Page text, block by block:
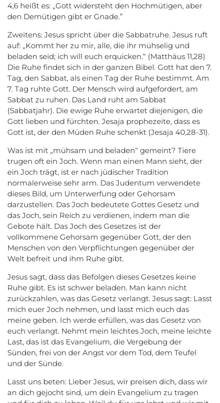
4,6 heißt es: „Gott widersteht den Hochmütigen, aber
den Demütigen gibt er Gnade.”
Zweitens: Jesus spricht über die Sabbatruhe. Jesus ruft
auf: „Kommt her zu mir, alle, die ihr mühselig und
beladen seid; ich will euch erquicken.“ (Matthäus 11,28)
Die Ruhe findet sich in der ganzen Bibel. Gott hat den 7.
Tag, den Sabbat, als einen Tag der Ruhe bestimmt. Am
7. Tag ruhte Gott. Der Mensch wird aufgefordert, am
Sabbat zu ruhen. Das Land ruht am Sabbat
(Sabbatjahr). Die ewige Ruhe erwartet diejenigen, die
Gott lieben und fürchten. Jesaja prophezeite, dass es
Gott ist, der den Müden Ruhe schenkt (Jesaja 40,28-31).
Was ist mit „mühsam und beladen“ gemeint? Tiere
trugen oft ein Joch. Wenn man einen Mann sieht, der
ein Joch trägt, ist er nach jüdischer Tradition
normalerweise sehr arm. Das Judentum verwendete
dieses Bild, um Unterwerfung oder Gehorsam
darzustellen. Das Joch bedeutete Gottes Gesetz und
das Joch, sein Reich zu verdienen, indem man die
Gebote hält. Das Joch des Gesetzes ist der
vollkommene Gehorsam gegenüber Gott, der den
Menschen von den Verpflichtungen gegenüber der
Welt befreit und ihm Ruhe gibt.
Jesus sagt, dass das Befolgen dieses Gesetzes keine
Ruhe gibt. Es ist schwer beladen. Man kann nicht
zurückzahlen, was das Gesetz verlangt. Jesus sagt: Lasst
mich euer Joch nehmen, und lasst mich euch das
meine geben. Ich werde erfüllen, was das Gesetz von
euch verlangt. Nehmt mein leichtes Joch, meine leichte
Last, das ist das Evangelium, die Vergebung der
Sünden, frei von der Angst vor dem Tod, dem Teufel
und der Sünde.
Lasst uns beten: Lieber Jesus, wir preisen dich, dass wir
an dich gejocht sind, um dein Evangelium zu tragen